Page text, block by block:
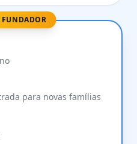
FUNDADOR
para novas famílias